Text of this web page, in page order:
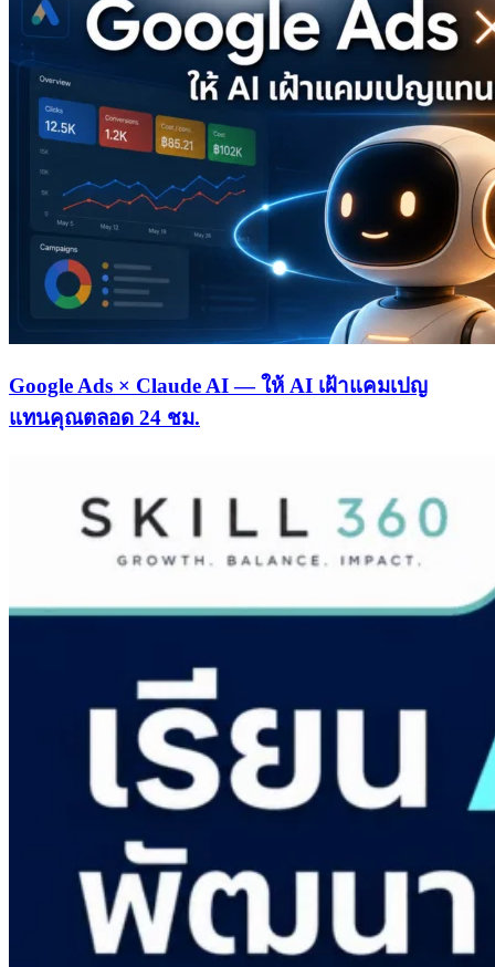
Google Ads × Claude AI — ให้ AI เฝ้าแคมเปญ
แทนคุณตลอด 24 ชม.